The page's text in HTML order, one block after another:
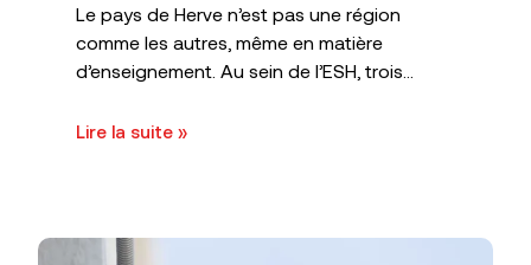
Le pays de Herve n’est pas une région
comme les autres, même en matière
d’enseignement. Au sein de l’ESH, trois...
Lire la suite »